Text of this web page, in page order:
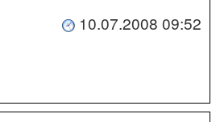
10.07.2008 09:52